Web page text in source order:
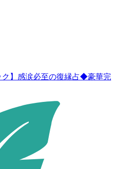
ク】感涙必至の復縁占◆豪華完